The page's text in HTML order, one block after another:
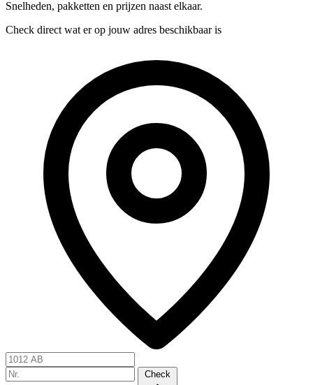
Snelheden, pakketten en prijzen naast elkaar.
Check direct wat er op jouw adres beschikbaar is
Check